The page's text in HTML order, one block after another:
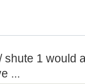
shute 1 would
...